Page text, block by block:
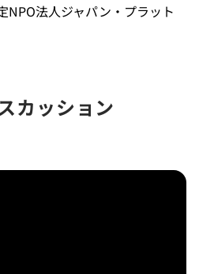
NPO法人ジャパン・プラット
カッション